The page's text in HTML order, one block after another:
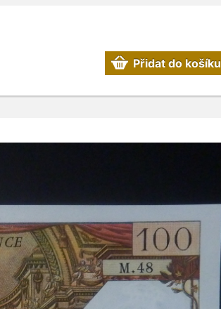
Přidat do košíku